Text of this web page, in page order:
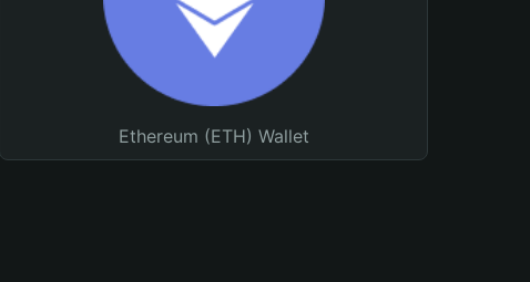
Ethereum (ETH) Wallet